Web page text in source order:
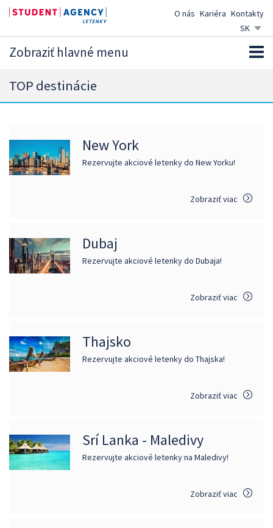
SK
CZ
O nás Kariéra Kontakty
Zobraziť hlavné menu
TOP destinácie
New York
Rezervujte akciové letenky do New Yorku!
Zobraziť viac
Dubaj
Rezervujte akciové letenky do Dubaja!
Zobraziť viac
Thajsko
Rezervujte akciové letenky do Thajska!
Zobraziť viac
Srí Lanka - Maledivy
Rezervujte akciové letenky na Maledivy!
Zobraziť viac